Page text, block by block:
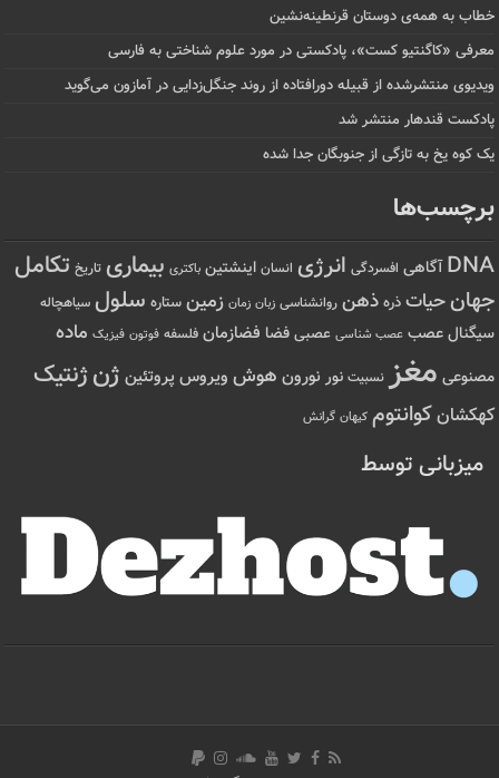
خطاب به همه‌ی دوستان قرنطینه‌نشین
معرفی «کاگنتیو کست»، پادکستی در مورد علوم شناختی به فارسی
ویدیوی منتشرشده از قبیله دورافتاده‌ از روند جنگل‌زدایی در آمازون می‌گوید
پادکست قندهار منتشر شد
یک کوه یخ به تازگی از جنوبگان جدا شده
برچسب‌ها
DNA آگاهی افسردگی انرژی انسان اینشتین باکتری بیماری تاریخ تکامل
جهانحیات ذره ذهن روانشناسی زبان زمان زمین ستاره سلول سیاهچاله
سیگنال عصب عصب شناسی عصبی فضا فضازمان فلسفه فوتون فیزیک ماده
مصنوعی مغز نسبیت نور نورون هوش ویروس پروتئین ژنژنتیک
کهکشانکوانتوم کیهان گرانش
میزبانی توسط